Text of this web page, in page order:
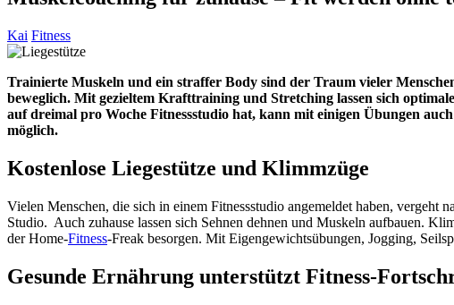
Kai Fitness
Trainierte Muskeln und ein straffer Body sind der Traum vieler
beweglich. Mit gezieltem Krafttraining und Stretching lassen sich
auf dreimal pro Woche Fitnessstudio hat, kann mit einigen Übungen
möglich.
Kostenlose Liegestütze und Klimmzüge
Vielen Menschen, die sich in einem Fitnessstudio angemeldet haben,
Studio. Auch zuhause lassen sich Sehnen dehnen und Muskeln aufbauen.
der Home-Fitness-Freak besorgen. Mit Eigengewichtsübungen, Jogging,
Gesunde Ernährung unterstützt Fitness-